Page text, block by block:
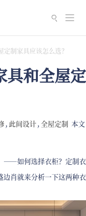
切
换
制家具应该怎么选？
具和全屋定
, 此间设计,全屋定制 本文
——如何选择衣柜？定制衣
肖就来分析一下这两种衣